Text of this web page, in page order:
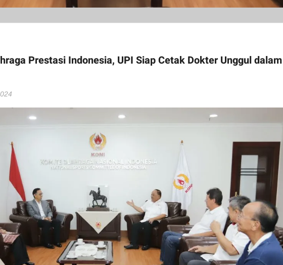
Prestasi Indonesia, UPI Siap Cetak Dokter Unggul dalam